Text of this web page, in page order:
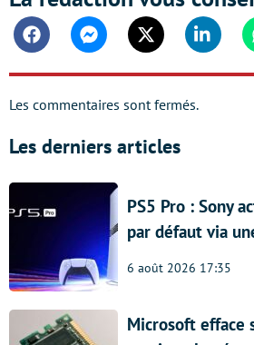
FacebookMessengerTwitter
Les commentaires sont fermés.
Les derniers articles
PS5 Pro : Sony
par défaut via
6 août 2026 17:35
Microsoft efface